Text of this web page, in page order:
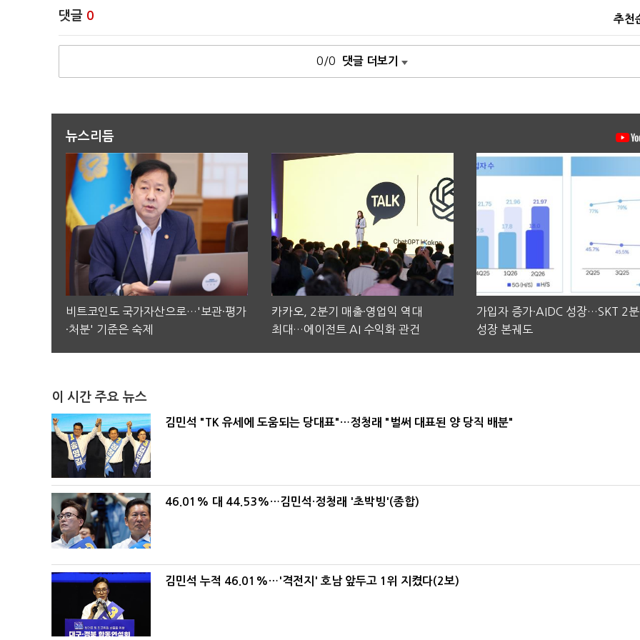
댓글 0 추천
0/0 댓글 더보기
뉴스리듬
비트코인도 국가자산으로…'보관·평가
·처분' 기준은 숙제
카카오, 2분기 매출·영업익 역대
최대…에이전트 AI 수익화 관건
가입자 증가·AIDC 성장…SKT 2
성장 본궤도
이 시간 주요 뉴스
김민석 "TK 유세에 도움되는 당대표"…정청래 "벌써 대표된 양 당직 배분"
46.01% 대 44.53%…김민석·정청래 '초박빙'(종합)
김민석 누적 46.01%…'격전지' 호남 앞두고 1위 지켰다(2보)